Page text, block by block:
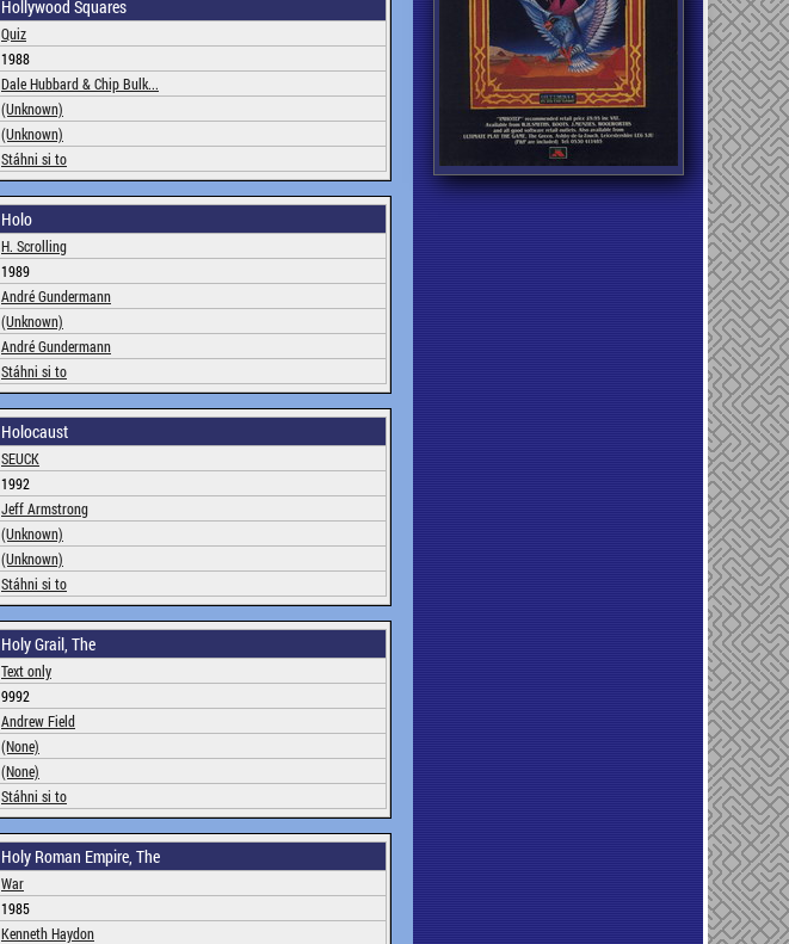
Hollywood Squares
Quiz
1988
Dale Hubbard & Chip Bulk...
(Unknown)
(Unknown)
Stáhni si to
Holo
H. Scrolling
1989
André Gundermann
(Unknown)
André Gundermann
Stáhni si to
Holocaust
SEUCK
1992
Jeff Armstrong
(Unknown)
(Unknown)
Stáhni si to
Holy Grail, The
Text only
9992
Andrew Field
(None)
(None)
Stáhni si to
Holy Roman Empire, The
War
1985
Kenneth Haydon